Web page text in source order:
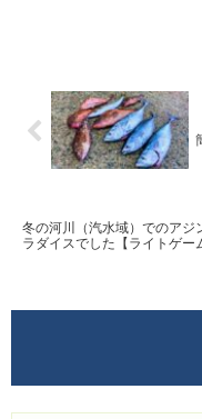
冬の河川（汽水域）でのア
ラダイスでした【ライトゲー